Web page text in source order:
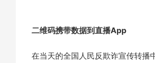
二维码携带数据到直播App
在当天的全国人民反欺诈宣传转播